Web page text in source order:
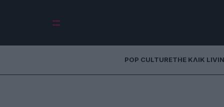
POP CULTURETHE ΚΛΙΚ